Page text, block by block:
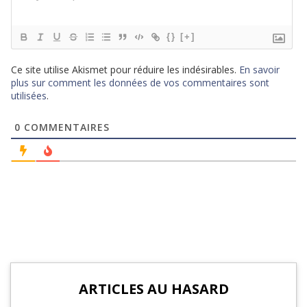
{} [+]
Ce site utilise Akismet pour réduire les indésirables. En savoir
plus sur comment les données de vos commentaires sont
utilisées.
0 COMMENTAIRES
ARTICLES AU HASARD